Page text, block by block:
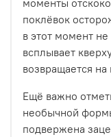
поклёвок
в этот момент
всплывает
возвращается
Ещё важно
необычной
подвержена